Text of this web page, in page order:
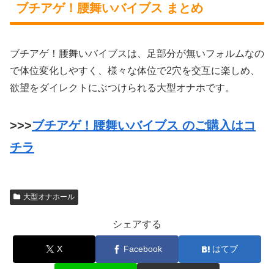
ブチアゲ！腰舞いバイブス まとめ
ブチアゲ！腰舞いバイブスは、足部分が無いフォルムなの
で体位変化しやすく、様々な体位で2穴を交互に楽しめ、
欲望をダイレクトにぶつけられる大型オナホです。
>>>ブチアゲ！腰舞いバイブス のご購入はコ
チラ
大型オナホール
シェアする
X Facebook はてブ